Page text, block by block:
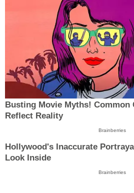
Busting Movie Myths! Common
Reflect Reality
Brainberries
Hollywood's Inaccurate
Look Inside
Brainberries